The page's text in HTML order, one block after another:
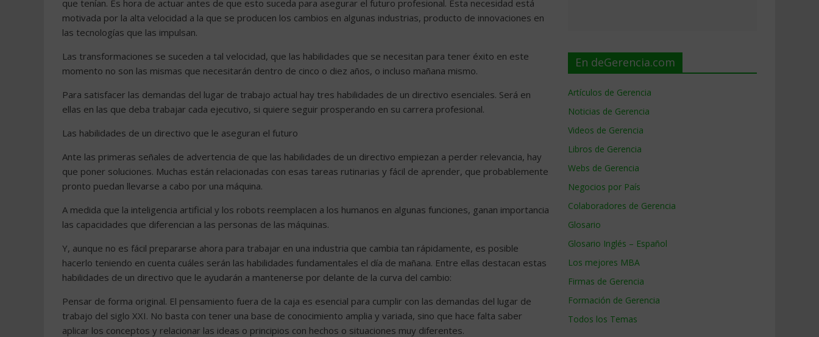
que tenían. Es hora de actuar antes de que esto suceda para asegurar el futuro profesional. Esta necesidad está
motivada por la alta velocidad a la que se producen los cambios en algunas industrias, producto de innovaciones en
las tecnologías que las impulsan.
Las transformaciones se suceden a tal velocidad, que las habilidades que se necesitan para tener éxito en este
momento no son las mismas que necesitarán dentro de cinco o diez años, o incluso mañana mismo.
Para satisfacer las demandas del lugar de trabajo actual hay tres habilidades de un directivo esenciales. Será en
ellas en las que deba trabajar cada ejecutivo, si quiere seguir prosperando en su carrera profesional.
Las habilidades de un directivo que le aseguran el futuro
Ante las primeras señales de advertencia de que las habilidades de un directivo empiezan a perder relevancia, hay
que poner soluciones. Muchas están relacionadas con esas tareas rutinarias y fácil de aprender, que probablemente
pronto puedan llevarse a cabo por una máquina.
A medida que la inteligencia artificial y los robots reemplacen a los humanos en algunas funciones, ganan importancia
las capacidades que diferencian a las personas de las máquinas.
Y, aunque no es fácil prepararse ahora para trabajar en una industria que cambia tan rápidamente, es posible
hacerlo teniendo en cuenta cuáles serán las habilidades fundamentales el día de mañana. Entre ellas destacan estas
habilidades de un directivo que le ayudarán a mantenerse por delante de la curva del cambio:
Pensar de forma original. El pensamiento fuera de la caja es esencial para cumplir con las demandas del lugar de
trabajo del siglo XXI. No basta con tener una base de conocimiento amplia y variada, sino que hace falta saber
aplicar los conceptos y relacionar las ideas o principios con hechos o situaciones muy diferentes.
En deGerencia.com
Artículos de Gerencia
Noticias de Gerencia
Videos de Gerencia
Libros de Gerencia
Webs de Gerencia
Negocios por País
Colaboradores de Gerencia
Glosario
Glosario Inglés – Español
Los mejores MBA
Firmas de Gerencia
Formación de Gerencia
Todos los Temas